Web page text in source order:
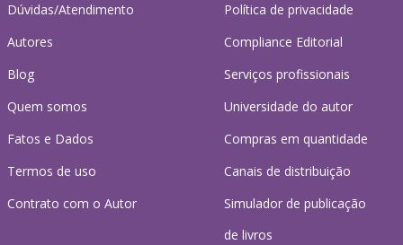
Dúvidas/Atendimento
Autores
Blog
Quem somos
Fatos e Dados
Termos de uso
Contrato com o Autor
Política de privacidade
Compliance Editorial
Serviços profissionais
Universidade do autor
Compras em quantidade
Canais de distribuição
Simulador de publicação
de livros